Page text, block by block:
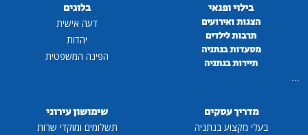
בילוי ופנאי
הצגות ואירועים
תרבות לילדים
מסעדות בנתניה
תיירות בנתניה
...
בלוגים
דעה אישית
יהדות
הפינה המשפטית
מדריך עסקים
בעלי מקצוע בנתניה
שימושון עירוני
תשלומים ומוקדי שרות